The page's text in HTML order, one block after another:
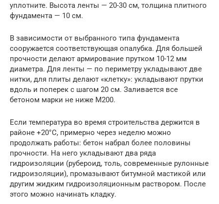
уплотните. Высота ленты — 20-30 см, толщина плитного
фундамента — 10 см.
В зависимости от выбранного типа фундамента
сооружается соответствующая опалубка. Для большей
прочности делают армирование прутком 10-12 мм
диаметра. Для ленты — по периметру укладывают две
нитки, для плиты делают «клетку»: укладывают прутки
вдоль и поперек с шагом 20 см. Заливается все
бетоном марки не ниже М200.
Если температура во время строительства держится в
районе +20°C, примерно через неделю можно
продолжать работы: бетон набрал более половины
прочности. На него укладывают два ряда
гидроизоляции (рубероид, толь, современные рулонные
гидроизоляции), промазывают битумной мастикой или
другим жидким гидроизоляционным раствором. После
этого можно начинать кладку.